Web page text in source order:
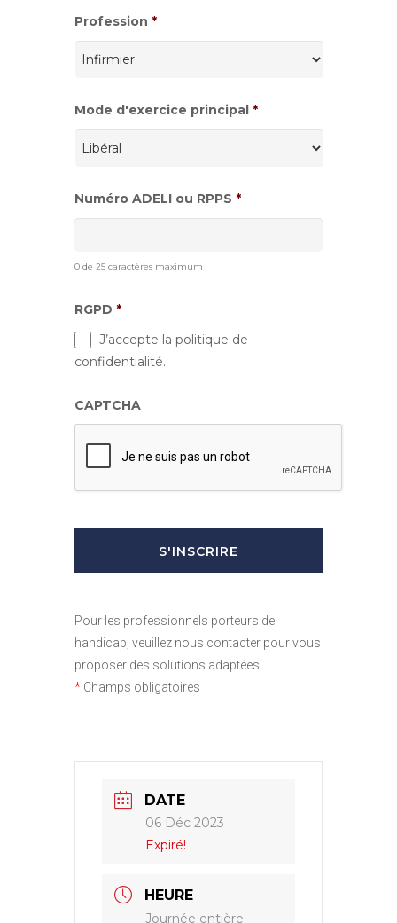
Profession *
Mode d'exercice principal *
Numéro ADELI ou RPPS *
0 de 25 caractères maximum
RGPD *
J’accepte la politique de
confidentialité.
CAPTCHA
Pour les professionnels porteurs de
handicap, veuillez nous contacter pour vous
proposer des solutions adaptées.
* Champs obligatoires
DATE
06 Déc 2023
Expiré!
HEURE
Journée entière